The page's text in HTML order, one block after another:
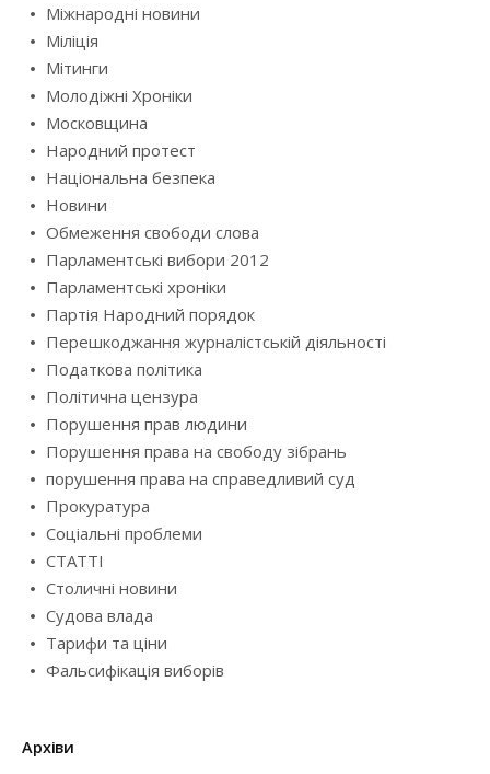
Міжнародні новини
Міліція
Мітинги
Молодіжні Хроніки
Московщина
Народний протест
Національна безпека
Новини
Обмеження свободи слова
Парламентські вибори 2012
Парламентські хроніки
Партія Народний порядок
Перешкоджання журналістській діяльності
Податкова політика
Політична цензура
Порушення прав людини
Порушення права на свободу зібрань
порушення права на справедливий суд
Прокуратура
Соціальні проблеми
СТАТТІ
Столичні новини
Судова влада
Тарифи та ціни
Фальсифікація виборів
Архіви